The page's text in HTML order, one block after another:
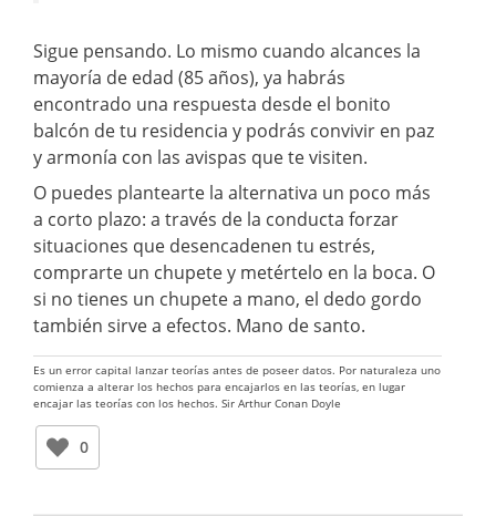
Sigue pensando. Lo mismo cuando alcances la
mayoría de edad (85 años), ya habrás
encontrado una respuesta desde el bonito
balcón de tu residencia y podrás convivir en paz
y armonía con las avispas que te visiten.
O puedes plantearte la alternativa un poco más
a corto plazo: a través de la conducta forzar
situaciones que desencadenen tu estrés,
comprarte un chupete y metértelo en la boca. O
si no tienes un chupete a mano, el dedo gordo
también sirve a efectos. Mano de santo.
Es un error capital lanzar teorías antes de poseer datos. Por naturaleza uno
comienza a alterar los hechos para encajarlos en las teorías, en lugar
encajar las teorías con los hechos. Sir Arthur Conan Doyle
0